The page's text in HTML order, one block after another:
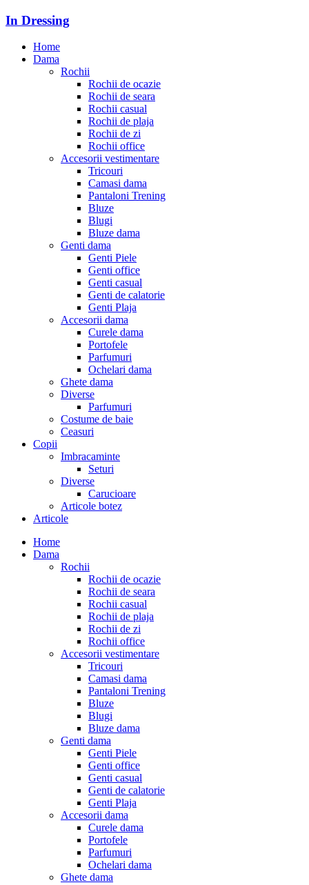
In Dressing
Home
Dama
Rochii
Rochii de ocazie
Rochii de seara
Rochii casual
Rochii de plaja
Rochii de zi
Rochii office
Accesorii vestimentare
Tricouri
Camasi dama
Pantaloni Trening
Bluze
Blugi
Bluze dama
Genti dama
Genti Piele
Genti office
Genti casual
Genti de calatorie
Genti Plaja
Accesorii dama
Curele dama
Portofele
Parfumuri
Ochelari dama
Ghete dama
Diverse
Parfumuri
Costume de baie
Ceasuri
Copii
Imbracaminte
Seturi
Diverse
Carucioare
Articole botez
Articole
Home
Dama
Rochii
Rochii de ocazie
Rochii de seara
Rochii casual
Rochii de plaja
Rochii de zi
Rochii office
Accesorii vestimentare
Tricouri
Camasi dama
Pantaloni Trening
Bluze
Blugi
Bluze dama
Genti dama
Genti Piele
Genti office
Genti casual
Genti de calatorie
Genti Plaja
Accesorii dama
Curele dama
Portofele
Parfumuri
Ochelari dama
Ghete dama